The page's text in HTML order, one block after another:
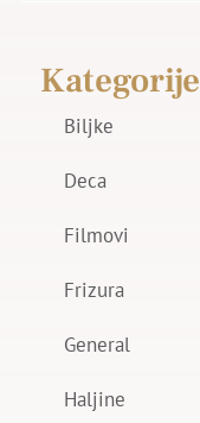
Kategorije
Biljke
Deca
Filmovi
Frizura
General
Haljine